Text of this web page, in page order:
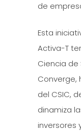
de
Esta
Activa-T
Ciencia de
Converge,
del CSIC,
dinamiza
inversores